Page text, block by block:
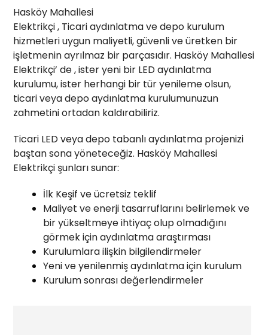
Hasköy Mahallesi
Elektrikçi , Ticari aydınlatma ve depo kurulum
hizmetleri uygun maliyetli, güvenli ve üretken bir
işletmenin ayrılmaz bir parçasıdır. Hasköy Mahallesi
Elektrikçi’ de , ister yeni bir LED aydınlatma
kurulumu, ister herhangi bir tür yenileme olsun,
ticari veya depo aydınlatma kurulumunuzun
zahmetini ortadan kaldırabiliriz.
Ticari LED veya depo tabanlı aydınlatma projenizi
baştan sona yöneteceğiz. Hasköy Mahallesi
Elektrikçi şunları sunar:
İlk Keşif ve ücretsiz teklif
Maliyet ve enerji tasarruflarını belirlemek ve
bir yükseltmeye ihtiyaç olup olmadığını
görmek için aydınlatma araştırması
Kurulumlara ilişkin bilgilendirmeler
Yeni ve yenilenmiş aydınlatma için kurulum
Kurulum sonrası değerlendirmeler